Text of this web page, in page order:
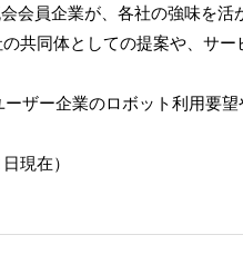
会員企業が、各社の強味を
共同体としての提案や、サ
ザー企業のロボット利用要
現在）